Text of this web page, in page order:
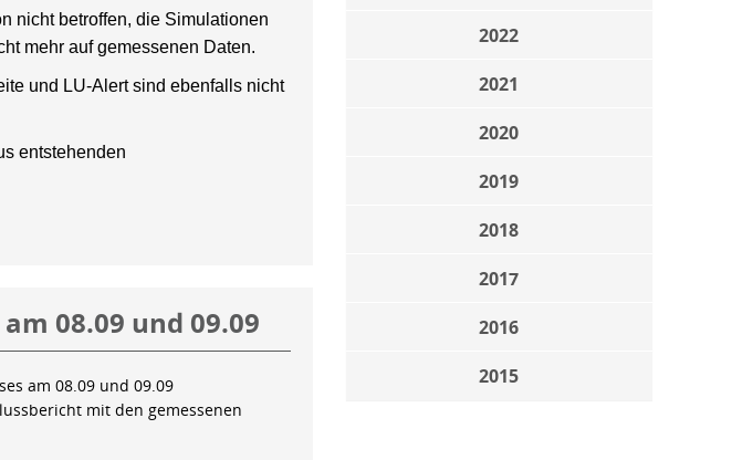
2022
2021
2020
2019
2018
2017
2016
2015
nicht betroffen, die Simulationen
mehr auf gemessenen Daten.
und LU-Alert sind ebenfalls nicht
entstehenden
08.09 und 09.09
am 08.09 und 09.09
mit den gemessenen